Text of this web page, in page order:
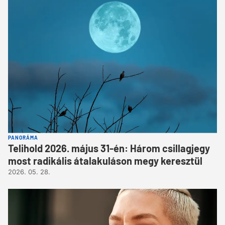
PANORÁMA
Telihold 2026. május 31-én: Három csillagjegy
most radikális átalakuláson megy keresztül
2026. 05. 28.